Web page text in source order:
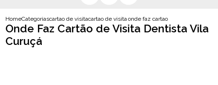
HomeCategoriascartao de visitacartao de visita personal traineronde faz cartao de visita dentista
Onde Faz Cartão de Visita Dentista Vila
Curuçá